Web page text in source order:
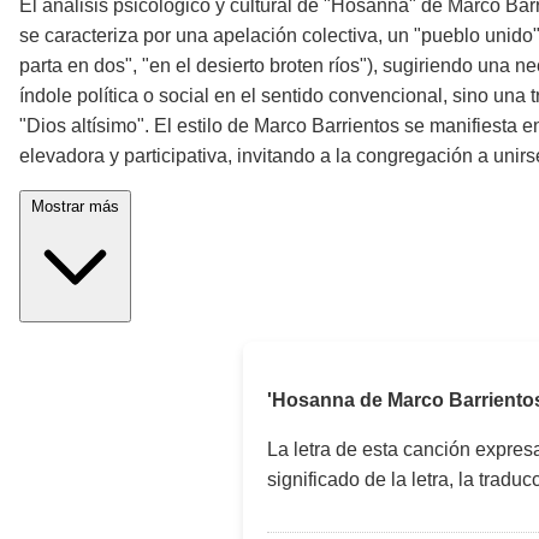
El análisis psicológico y cultural de "Hosanna" de Marco
se caracteriza por una apelación colectiva, un "pueblo
parta en dos", "en el desierto broten ríos"), sugiriendo una
índole política o social en el sentido convencional, sino una
"Dios altísimo". El estilo de Marco Barrientos se manifiesta
elevadora y participativa, invitando a la congregación a
'Hosanna de Marco
La letra de esta canción
significado de la letra, la